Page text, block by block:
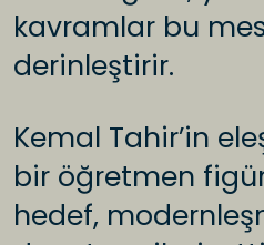
kavramlar bu
derinleştirir.
Kemal Tahir’in
bir öğretmen
hedef,